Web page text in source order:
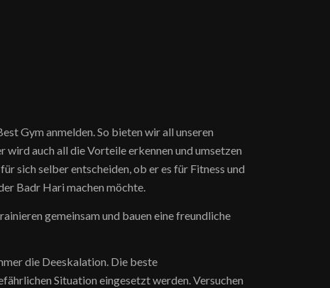
Gym anmelden. So bieten wir all unseren
auch all die Vorteile erkennen und umsetzen
sich selber entscheiden, ob er es für Fitness und
Badr Hari machen möchte.
gemeinsam und bauen eine freundliche
die Deeskalation. Die beste
Situation eingesetzt werden. Versuchen